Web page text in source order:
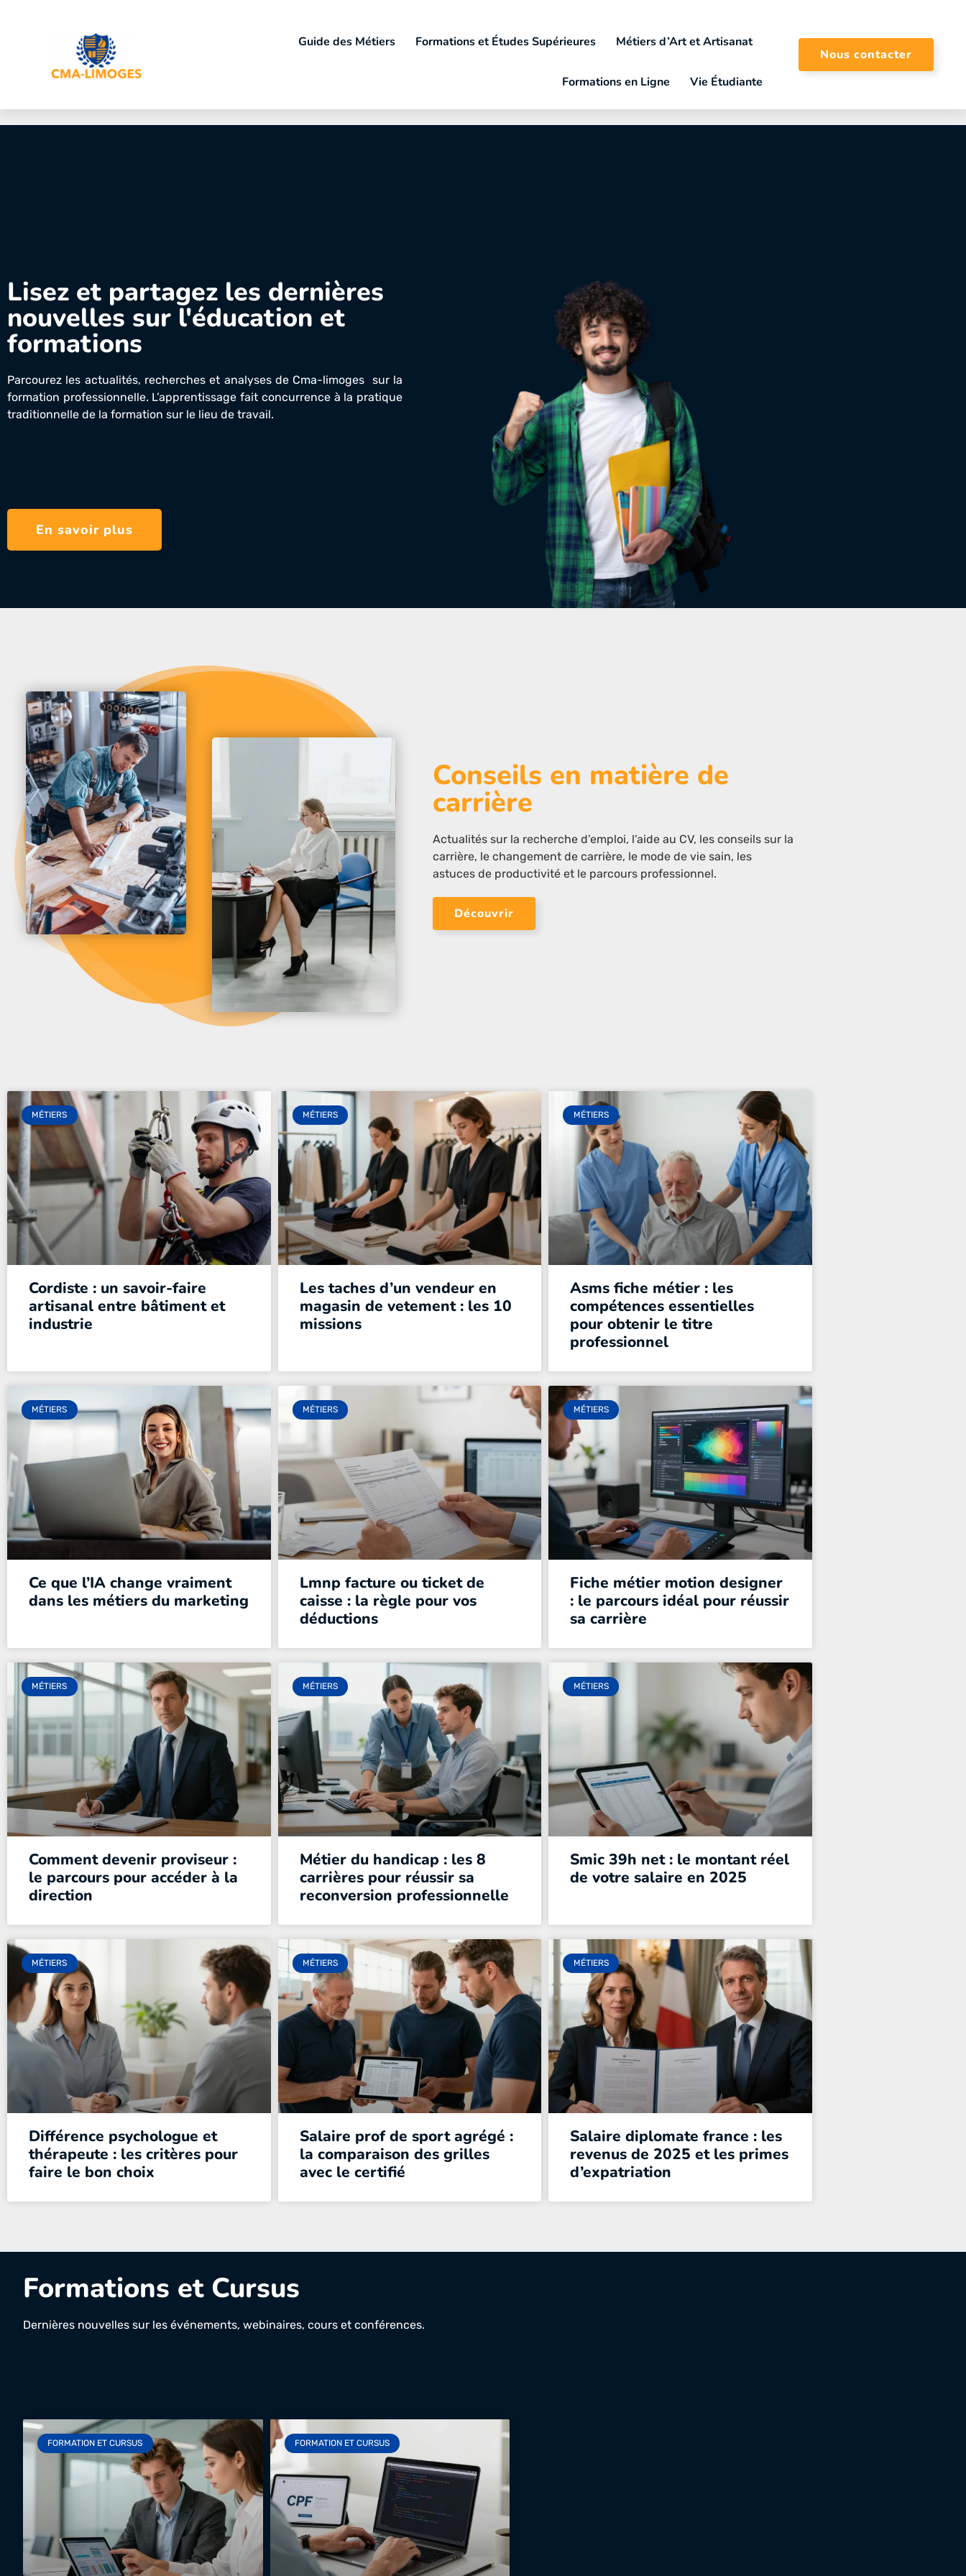
Guide des Métiers Formations et Études Supérieures Métiers d’Art et Artisanat
Formations en Ligne Vie Étudiante
Nous contacter
Lisez et partagez les dernières
nouvelles sur l'éducation et
formations
Parcourez les actualités, recherches et analyses de Cma-limoges sur la
formation professionnelle. L’apprentissage fait concurrence à la pratique
traditionnelle de la formation sur le lieu de travail.
En savoir plus
Conseils en matière de
carrière
Actualités sur la recherche d’emploi, l’aide au CV, les conseils sur la
carrière, le changement de carrière, le mode de vie sain, les
astuces de productivité et le parcours professionnel.
Découvrir
MÉTIERS
Cordiste : un savoir-faire
artisanal entre bâtiment et
industrie
MÉTIERS
Les taches d’un vendeur en
magasin de vetement : les 10
missions
MÉTIERS
Asms fiche métier : les
compétences essentielles
pour obtenir le titre
professionnel
MÉTIERS
Ce que l’IA change vraiment
dans les métiers du marketing
MÉTIERS
Lmnp facture ou ticket de
caisse : la règle pour vos
déductions
MÉTIERS
Fiche métier motion designer
: le parcours idéal pour réussir
sa carrière
MÉTIERS
Comment devenir proviseur :
le parcours pour accéder à la
direction
MÉTIERS
Métier du handicap : les 8
carrières pour réussir sa
reconversion professionnelle
MÉTIERS
Smic 39h net : le montant réel
de votre salaire en 2025
MÉTIERS
Différence psychologue et
thérapeute : les critères pour
faire le bon choix
MÉTIERS
Salaire prof de sport agrégé :
la comparaison des grilles
avec le certifié
MÉTIERS
Salaire diplomate france : les
revenus de 2025 et les primes
d’expatriation
Formations et Cursus
Dernières nouvelles sur les événements, webinaires, cours et conférences.
FORMATION ET CURSUS FORMATION ET CURSUS